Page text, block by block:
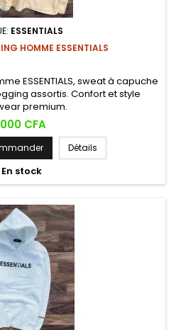
ESSENTIALS
HOMME ESSENTIALS
ESSENTIALS, sweat à capuche
assortis. Confort et style
premium.
000 CFA
Détails
En stock